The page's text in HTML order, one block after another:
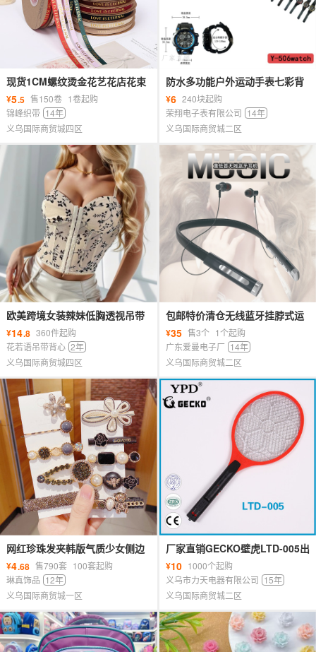
现货1CM螺纹烫金花艺花店花束
鲜花包装丝带礼品包装服饰头饰
丝带
¥5.5 售150卷 1卷起购
锦峰织带 14年
义乌国际商贸城四区
防水多功能户外运动手表七彩背
光学生男女通用手表
¥6 240块起购
荣翔电子表有限公司 14年
义乌国际商贸城二区
欧美跨境女装辣妹低胸透视吊带
拼接网纱鱼骨束腰短款上衣女
¥14.8 360件起购
花若语吊带背心 2年
义乌国际商贸城四区
包邮特价清仓无线蓝牙挂脖式运
动耳机入耳式重低音可插卡手机
通用
¥35 售3个 1个起购
广东爱曼电子厂 14年
义乌国际商贸城二区
网红珍珠发夹韩版气质少女侧边
ins水钻头饰 一字套装刘海发卡
¥4.68 售790套 100套起购
琳真饰品 12年
义乌国际商贸城一区
厂家直销GECKO壁虎LTD-005出
口台湾菲律宾充电式大号电蚊拍
¥10 1000个起购
义乌市力天电器有限公司 15年
义乌国际商贸城二区